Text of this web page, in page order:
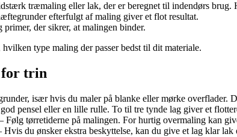
træmaling eller lak, der er beregnet til indendørs brug.
efterfulgt af maling giver et flot resultat.
der sikrer, at malingen binder.
type maling der passer bedst til dit materiale.
for trin
især hvis du maler på blanke eller mørke overflader.
pensel eller en lille rulle. To til tre tynde lag giver et
Følg tørretiderne på malingen. For hurtig overmaling kan
Hvis du ønsker ekstra beskyttelse, kan du give et lag klar